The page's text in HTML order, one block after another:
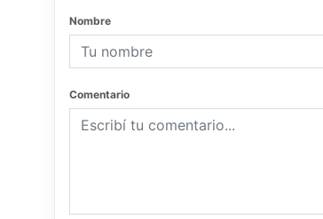
Nombre
Comentario